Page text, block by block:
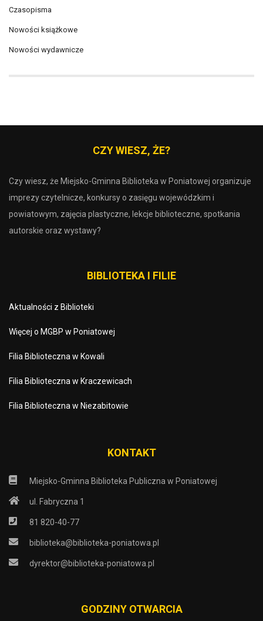
Czasopisma
Nowości książkowe
Nowości wydawnicze
CZY WIESZ, ŻE?
Czy wiesz, że Miejsko-Gminna Biblioteka w Poniatowej organizuje
imprezy czytelnicze, konkursy o zasięgu wojewódzkim i
powiatowym, zajęcia plastyczne, lekcje biblioteczne, spotkania
autorskie oraz wystawy?
BIBLIOTEKA I FILIE
Aktualności z Biblioteki
Więcej o MGBP w Poniatowej
Filia Biblioteczna w Kowali
Filia Biblioteczna w Kraczewicach
Filia Biblioteczna w Niezabitowie
KONTAKT
Miejsko-Gminna Biblioteka Publiczna w Poniatowej
ul. Fabryczna 1
81 820-40-77
biblioteka@biblioteka-poniatowa.pl
dyrektor@biblioteka-poniatowa.pl
GODZINY OTWARCIA